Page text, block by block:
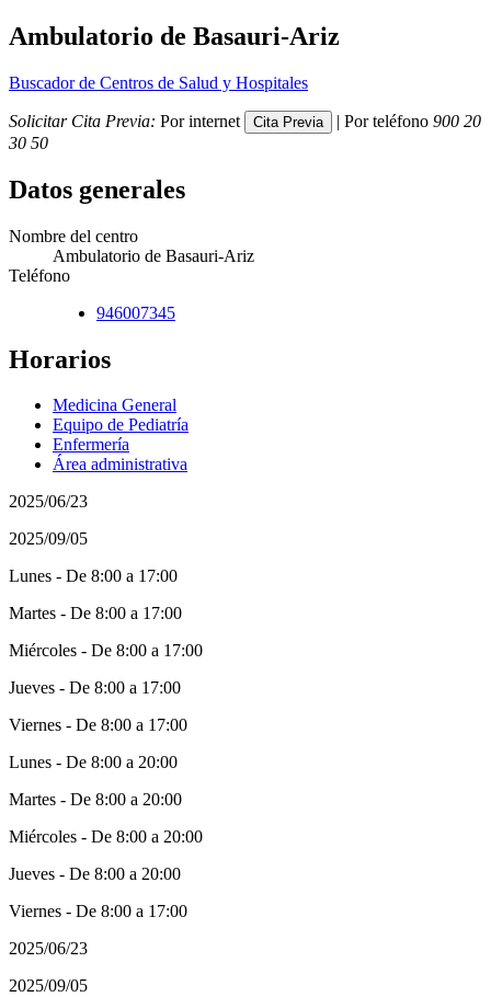
Ambulatorio de Basauri-Ariz
Buscador de Centros de Salud y Hospitales
Solicitar Cita Previa: Por internet | Por teléfono 900 20
30 50
Datos generales
Nombre del centro
Ambulatorio de Basauri-Ariz
Teléfono
946007345
Horarios
Medicina General
Equipo de Pediatría
Enfermería
Área administrativa
2025/06/23
2025/09/05
Lunes - De 8:00 a 17:00
Martes - De 8:00 a 17:00
Miércoles - De 8:00 a 17:00
Jueves - De 8:00 a 17:00
Viernes - De 8:00 a 17:00
Lunes - De 8:00 a 20:00
Martes - De 8:00 a 20:00
Miércoles - De 8:00 a 20:00
Jueves - De 8:00 a 20:00
Viernes - De 8:00 a 17:00
2025/06/23
2025/09/05